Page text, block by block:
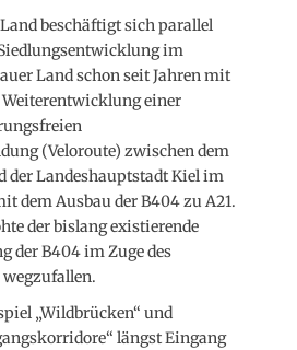
beschäftigt sich parallel
im
Land schon seit Jahren mit
einer
(Veloroute) zwischen dem
der Landeshauptstadt Kiel im
dem Ausbau der B404 zu A21.
der bislang existierende
der B404 im Zuge des
„Wildbrücken“ und
längst Eingang